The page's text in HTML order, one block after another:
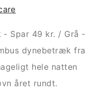
Spar 49 kr. / Grå -
dynebetræk fra
hele natten
året rundt.